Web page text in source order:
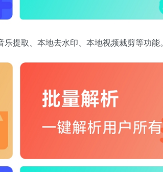
提取、本地去水印、本地视频裁剪等功能。